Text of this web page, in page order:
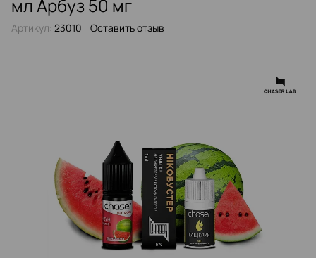
мл Арбуз 50 мг
Артикул: 23010 Оставить отзыв